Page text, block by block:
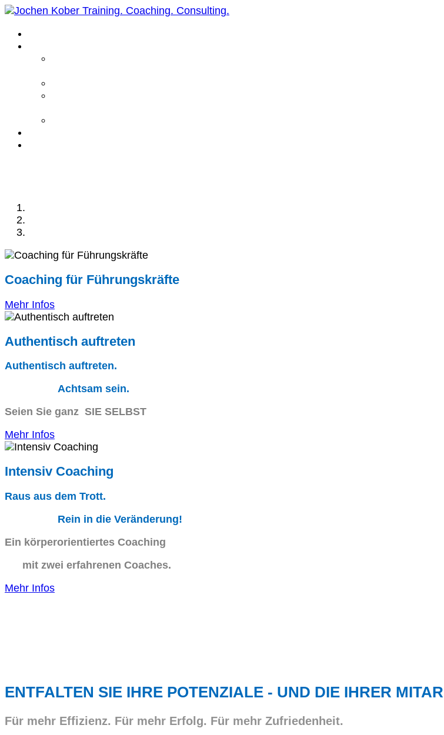
Coaching für Führungskräfte
Mehr Infos
Authentisch auftreten
Authentisch auftreten.
Achtsam sein.
Seien Sie ganz SIE SELBST
Mehr Infos
Intensiv Coaching
Raus aus dem Trott.
Rein in die Veränderung!
Ein körperorientiertes Coaching
mit zwei erfahrenen Coaches.
Mehr Infos
ENTFALTEN SIE IHRE POTENZIALE - UND DIE IHRER
Für mehr Effizienz. Für mehr Erfolg. Für mehr Zufriedenheit.